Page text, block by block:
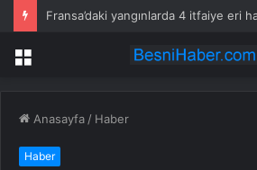
Fransa’daki yangınlarda 4 itfaiye eri
Menü
Anasayfa / Haber
Haber